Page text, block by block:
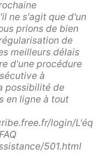
ne s'agit que d'un
prions de bien
de
meilleurs délais
d'une procédure
à
possibilité de
en ligne à tout
login/L'éq
501.html